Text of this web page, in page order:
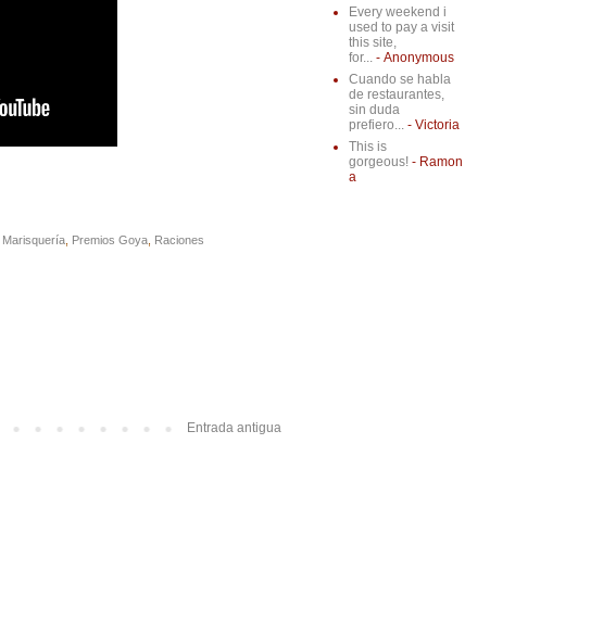
Marisquería, Premios Goya, Raciones
Entrada antigua
Every weekend i
used to pay a visit
this site,
for...- Anonymous
Cuando se habla
de restaurantes,
sin duda
prefiero...- Victoria
This is
gorgeous!- Ramon
a